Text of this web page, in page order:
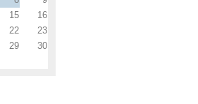
15
16
22
23
29
30